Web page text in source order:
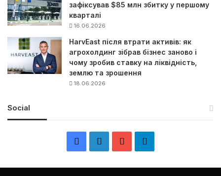
зафіксував $85 млн збитку у першому
кварталі
16.06.2026
HarvEast після втрати активів: як
агрохолдинг зібрав бізнес заново і
чому зробив ставку на ліквідність,
землю та зрошення
18.06.2026
Social